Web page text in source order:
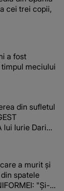
cei trei copii,
a fost
meciului
din sufletul
lui Iurie Darie:
a murit și
spatele
"Și-a